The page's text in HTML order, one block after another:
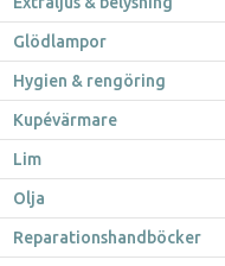
Glödlampor
Hygien & rengöring
Kupévärmare
Lim
Olja
Reparationshandböcker